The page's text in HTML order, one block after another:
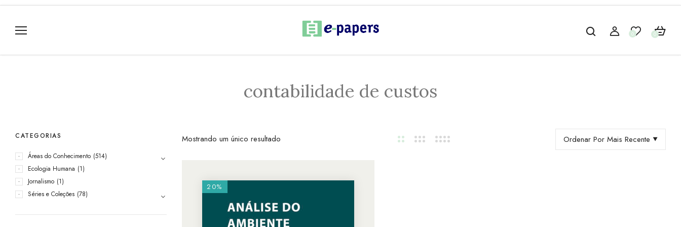
0 0
contabilidade de custos
CATEGORIAS
Áreas do Conhecimento (514)
Ecologia Humana (1)
Jornalismo (1)
Séries e Coleções (78)
Mostrando um único resultado Ordenar Por Mais Recente
20%